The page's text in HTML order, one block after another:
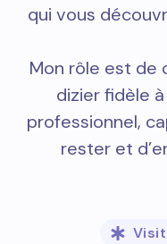
qui vous
Mon rôle est de
dizier fidèle
professionnel,
rester et